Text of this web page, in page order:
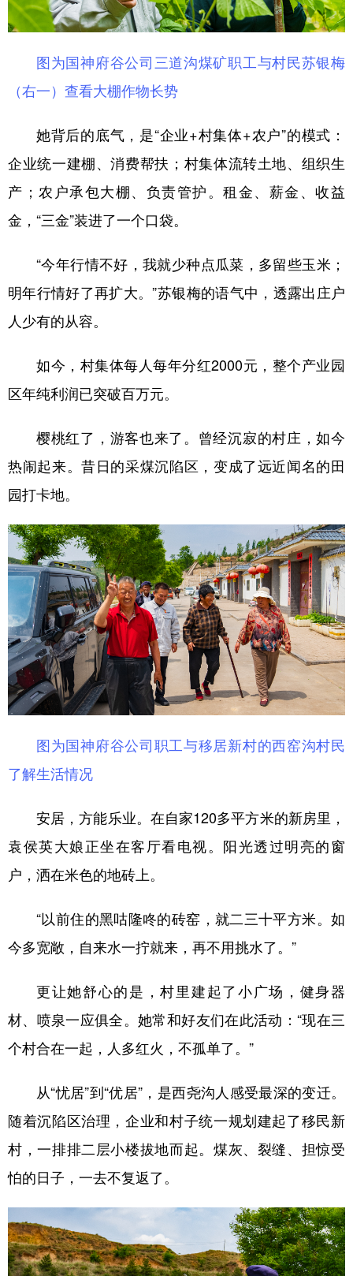
图为国神府谷公司三道沟煤矿职工与村民苏银梅
（右一）查看大棚作物长势
她背后的底气，是“企业+村集体+农户”的模式：
企业统一建棚、消费帮扶；村集体流转土地、组织生
产；农户承包大棚、负责管护。租金、薪金、收益
金，“三金”装进了一个口袋。
“今年行情不好，我就少种点瓜菜，多留些玉米；
明年行情好了再扩大。”苏银梅的语气中，透露出庄户
人少有的从容。
如今，村集体每人每年分红2000元，整个产业园
区年纯利润已突破百万元。
樱桃红了，游客也来了。曾经沉寂的村庄，如今
热闹起来。昔日的采煤沉陷区，变成了远近闻名的田
园打卡地。
图为国神府谷公司职工与移居新村的西窑沟村民
了解生活情况
安居，方能乐业。在自家120多平方米的新房里，
袁侯英大娘正坐在客厅看电视。阳光透过明亮的窗
户，洒在米色的地砖上。
“以前住的黑咕隆咚的砖窑，就二三十平方米。如
今多宽敞，自来水一拧就来，再不用挑水了。”
更让她舒心的是，村里建起了小广场，健身器
材、喷泉一应俱全。她常和好友们在此活动：“现在三
个村合在一起，人多红火，不孤单了。”
从“忧居”到“优居”，是西尧沟人感受最深的变迁。
随着沉陷区治理，企业和村子统一规划建起了移民新
村，一排排二层小楼拔地而起。煤灰、裂缝、担惊受
怕的日子，一去不复返了。